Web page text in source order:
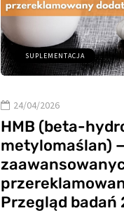
SUPLEMENTACJA
24/04/2026
HMB (beta-
metylomaślan)
Przegląd badań